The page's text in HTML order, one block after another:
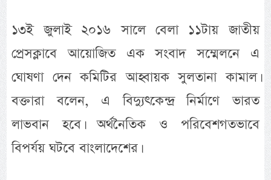
১৩ই জুলাই ২০১৬ সালে বেলা ১১টায় জাতীয়
প্রেসক্লাবে আয়োজিত এক সংবাদ সম্মেলনে এ
ঘোষণা দেন কমিটির আহ্বায়ক সুলতানা কামাল।
বক্তারা বলেন, এ বিদ্যুৎকেন্দ্র নির্মাণে ভারত
লাভবান হবে। অর্থনৈতিক ও পরিবেশগতভাবে
বিপর্যয় ঘটবে বাংলাদেশের।